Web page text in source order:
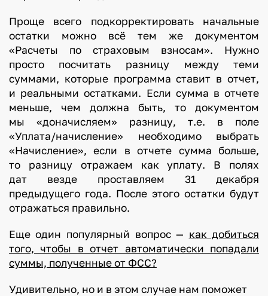
Проще всего подкорректировать начальные
остатки можно всё тем же документом
«Расчеты по страховым взносам». Нужно
просто посчитать разницу между теми
суммами, которые программа ставит в отчет,
и реальными остатками. Если сумма в отчете
меньше, чем должна быть, то документом
мы «доначисляем» разницу, т.е. в поле
«Уплата/начисление» необходимо выбрать
«Начисление», если в отчете сумма больше,
то разницу отражаем как уплату. В полях
дат везде проставляем 31 декабря
предыдущего года. После этого остатки будут
отражаться правильно.
Еще один популярный вопрос — как добиться
того, чтобы в отчет автоматически попадали
суммы, полученные от ФСС?
Удивительно, но и в этом случае нам поможет